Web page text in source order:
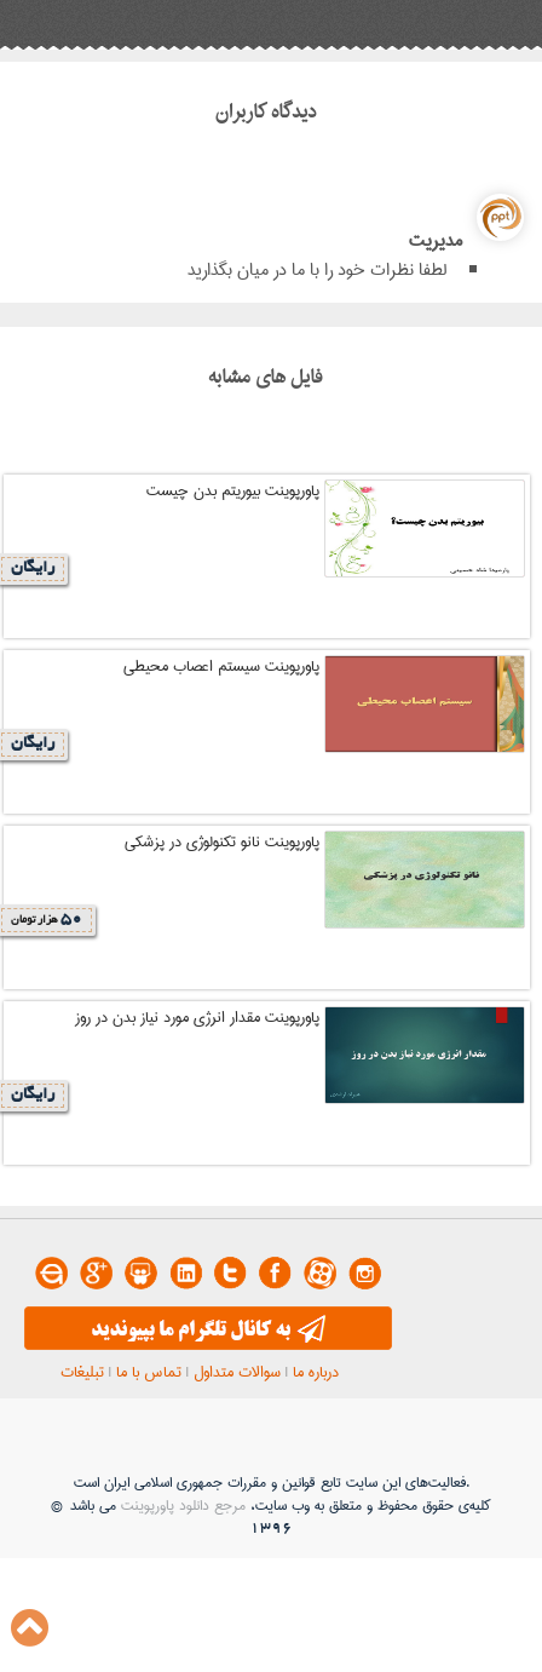
دیدگاه کاربران
مدیریت
لطفا نظرات خود را با ما در میان بگذارید
فایل های مشابه
پاورپوینت بیوریتم بدن چیست
رایگان
پاورپوینت سیستم اعصاب محیطی
رایگان
پاورپوینت نانو تکنولوژی در پزشکی
50 هزار تومان
پاورپوینت مقدار انرژی مورد نیاز بدن در روز
رایگان
درباره ما |سوالات متداول |تماس با ما |تبلیغات
فعاليت‌های اين سايت تابع قوانين و مقررات جمهوری اسلامی ايران است.
کلیه‌ی حقوق محفوظ و متعلق به وب سایت،مرجع دانلود پاورپوینتمی باشد ©
1396